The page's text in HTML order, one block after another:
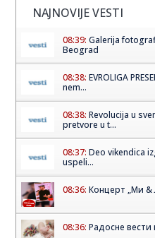
NAJNOVIJE VESTI
08:39: Galerija
Beograd
08:38: EVROLIGA
nem...
08:38: Revolucija u
pretvore u t...
08:37: Deo vikendica
uspeli...
08:36: Концерт „Ми &
08:36: Радосне вести